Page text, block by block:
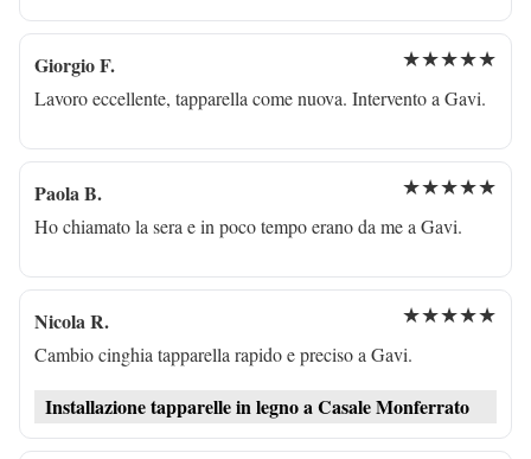
Giorgio F. ★★★★★
Lavoro eccellente, tapparella come nuova. Intervento a Gavi.
Paola B. ★★★★★
Ho chiamato la sera e in poco tempo erano da me a Gavi.
Nicola R. ★★★★★
Cambio cinghia tapparella rapido e preciso a Gavi.
Installazione tapparelle in legno a Casale Monferrato